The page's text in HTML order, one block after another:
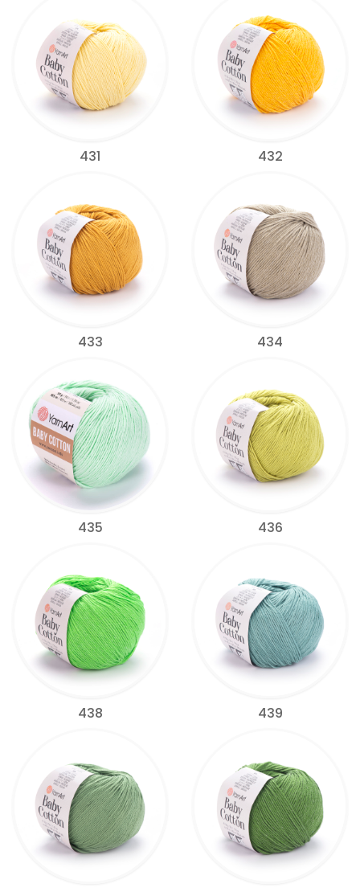
431 432
433 434
435 436
438 439